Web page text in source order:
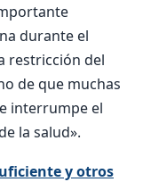
durante el
restricción del
de que muchas
interrumpe el
la salud».
y otros